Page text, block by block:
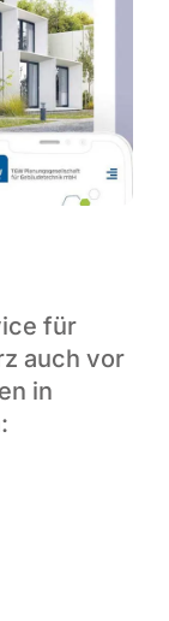
für
auch vor
in